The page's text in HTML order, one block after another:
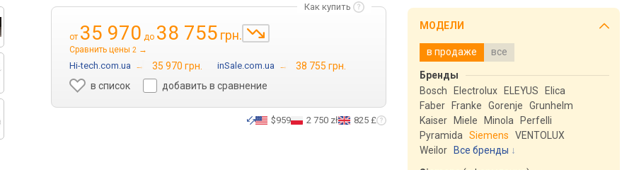
Как купить
от 35 970 до 38 755 грн.
Сравнить цены 2 →
Hi-tech.com.ua → 35 970 грн. inSale.com.ua →
38 755 грн.
в список
добавить в сравнение
$959 2 750 zł 825 £
МОДЕЛИ
в продаже все
Бренды
Bosch
Electrolux ELEYUS
Elica
Faber
Franke Gorenje
Grunhelm
Kaiser
Miele Minola
Perfelli
Pyramida
Siemens
VENTOLUX
Weilor
Все бренды